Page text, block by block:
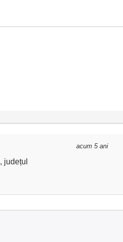
județul
acum 5 ani